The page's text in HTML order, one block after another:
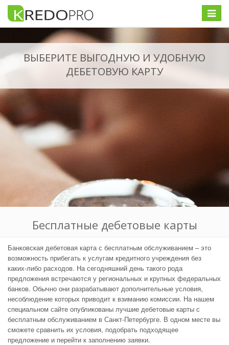
Меню
ВЫБЕРИТЕ ВЫГОДНУЮ И УДОБНУЮ
ДЕБЕТОВУЮ КАРТУ
Бесплатные дебетовые карты
Банковская дебетовая карта с бесплатным обслуживанием – это
возможность прибегать к услугам кредитного учреждения без
каких-либо расходов. На сегодняшний день такого рода
предложения встречаются у региональных и крупных федеральных
банков. Обычно они разрабатывают дополнительные условия,
несоблюдение которых приводит к взиманию комиссии. На нашем
специальном сайте опубликованы лучшие дебетовые карты с
бесплатным обслуживанием в Санкт-Петербурге. В одном месте вы
сможете сравнить их условия, подобрать подходящее
предложение и перейти к заполнению заявки.